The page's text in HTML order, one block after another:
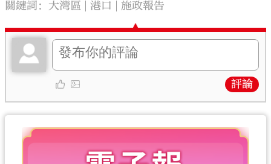
關鍵詞： 大灣區 港口 施政報告
評論